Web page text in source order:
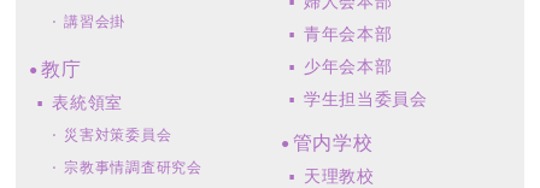
講習会掛
教庁
表統領室
災害対策委員会
宗教事情調査研究会
青年会本部
少年会本部
学生担当委員会
管内学校
天理教校